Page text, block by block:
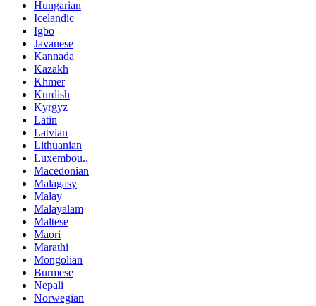
Hungarian
Icelandic
Igbo
Javanese
Kannada
Kazakh
Khmer
Kurdish
Kyrgyz
Latin
Latvian
Lithuanian
Luxembou..
Macedonian
Malagasy
Malay
Malayalam
Maltese
Maori
Marathi
Mongolian
Burmese
Nepali
Norwegian